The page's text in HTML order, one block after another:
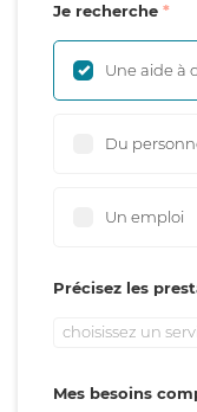
Je recherche
Une aide à
Du
Un emploi
Précisez les
choisissez un
Mes besoins